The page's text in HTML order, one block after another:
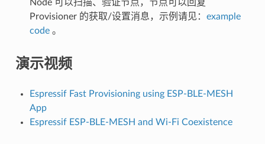
Node 可以扫描、验证节点，节点可以回复
Provisioner 的获取/设置消息，示例请见： example
code 。
演示视频
Espressif Fast Provisioning using ESP-BLE-MESH
App
Espressif ESP-BLE-MESH and Wi-Fi Coexistence